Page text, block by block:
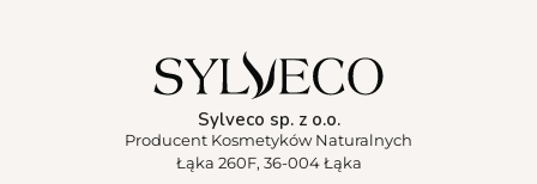
Sylveco sp. z o.o.
Producent Kosmetyków Naturalnych
Łąka 260F, 36-004 Łąka